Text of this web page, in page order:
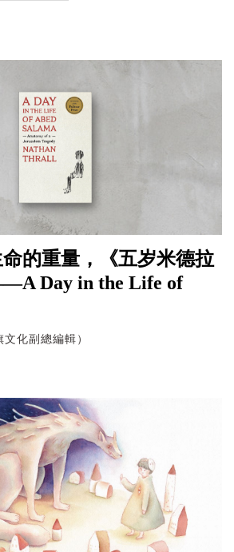
的重量，《五岁米德拉
Day in the Life of
化副總編輯）